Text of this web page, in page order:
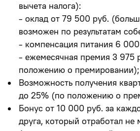
вычета налога):
- оклад от 79 500 руб.
возможен по результатам
- компенсация питания 6
- ежемесячная премия 3 975
положению о премировании);
Возможность получения
до 25% (по положению о
Бонус от 10 000 руб. за
друга, который отработал не